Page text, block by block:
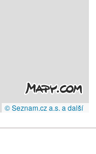
© Seznam.cz a.s. a další